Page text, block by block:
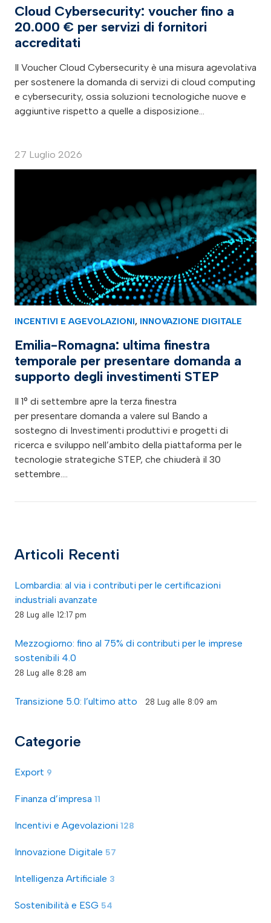
Cloud Cybersecurity: voucher fino a
20.000 € per servizi di fornitori
accreditati
Il Voucher Cloud Cybersecurity è una misura agevolativa
per sostenere la domanda di servizi di cloud computing
e cybersecurity, ossia soluzioni tecnologiche nuove e
aggiuntive rispetto a quelle a disposizione…
27 Luglio 2026
INCENTIVI E AGEVOLAZIONI, INNOVAZIONE DIGITALE
Emilia-Romagna: ultima finestra
temporale per presentare domanda a
supporto degli investimenti STEP
Il 1° di settembre apre la terza finestra
per presentare domanda a valere sul Bando a
sostegno di Investimenti produttivi e progetti di
ricerca e sviluppo nell’ambito della piattaforma per le
tecnologie strategiche STEP, che chiuderà il 30
settembre.…
Articoli Recenti
Lombardia: al via i contributi per le certificazioni
industriali avanzate
28 Lug alle 12:17 pm
Mezzogiorno: fino al 75% di contributi per le imprese
sostenibili 4.0
28 Lug alle 8:28 am
Transizione 5.0: l’ultimo atto 28 Lug alle 8:09 am
Categorie
Export 9
Finanza d’impresa 11
Incentivi e Agevolazioni 128
Innovazione Digitale 57
Intelligenza Artificiale 3
Sostenibilità e ESG 54